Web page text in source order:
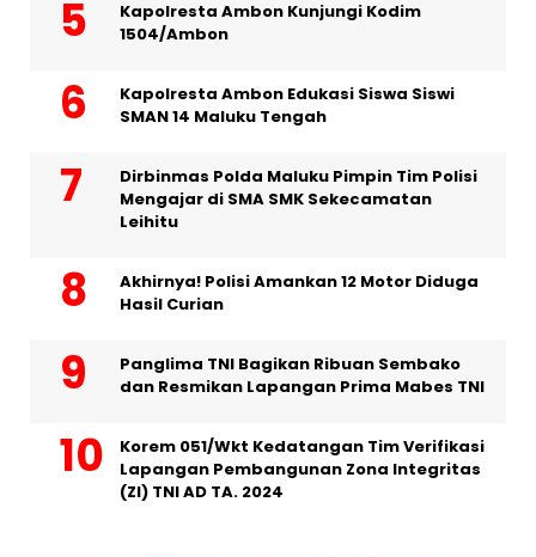
Kapolresta Ambon Kunjungi Kodim
1504/Ambon
Kapolresta Ambon Edukasi Siswa Siswi
SMAN 14 Maluku Tengah
Dirbinmas Polda Maluku Pimpin Tim Polisi
Mengajar di SMA SMK Sekecamatan
Leihitu
Akhirnya! Polisi Amankan 12 Motor Diduga
Hasil Curian
Panglima TNI Bagikan Ribuan Sembako
dan Resmikan Lapangan Prima Mabes TNI
Korem 051/Wkt Kedatangan Tim Verifikasi
Lapangan Pembangunan Zona Integritas
(ZI) TNI AD TA. 2024